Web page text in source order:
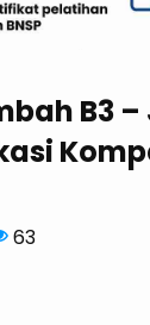
B3 –
63